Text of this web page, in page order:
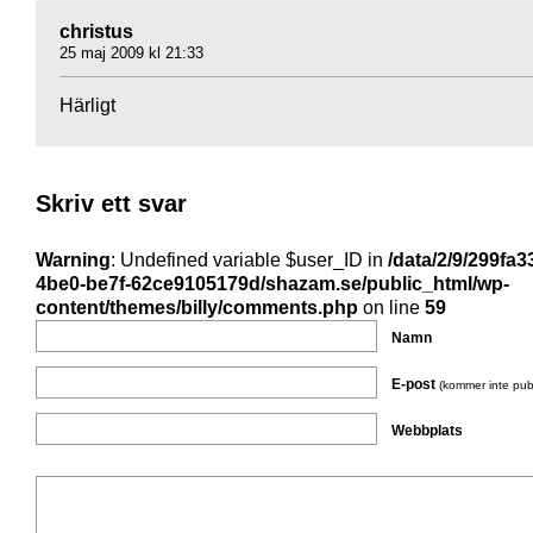
christus
25 maj 2009 kl 21:33
Härligt
Skriv ett svar
Warning: Undefined variable $user_ID in /data/2/9/
4be0-be7f-62ce9105179d/shazam.se/public_html/wp-
content/themes/billy/comments.php on line 59
Namn
E-post (kommer inte
Webbplats